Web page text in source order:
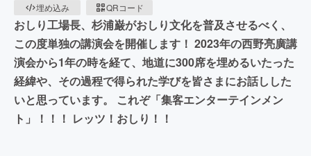
埋め込み
QRコード
おしり工場長、杉浦巌がおしり文化を普及させるべく、
この度単独の講演会を開催します！ 2023年の西野亮廣講
演会から1年の時を経て、地道に300席を埋めるいたった
経緯や、その過程で得られた学びを皆さまにお話しした
いと思っています。 これぞ「集客エンターテインメン
ト」！！！ レッツ！おしり！！